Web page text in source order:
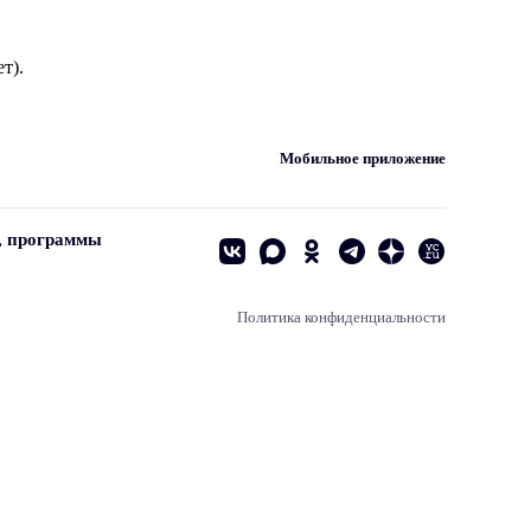
Мобильное приложение
программы
Политика конфиденциальности